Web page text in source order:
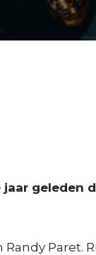
jaar geleden
Paret.